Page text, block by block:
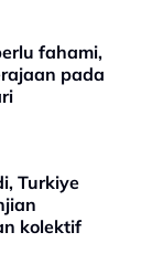
fahami,
pada
Turkiye
kolektif